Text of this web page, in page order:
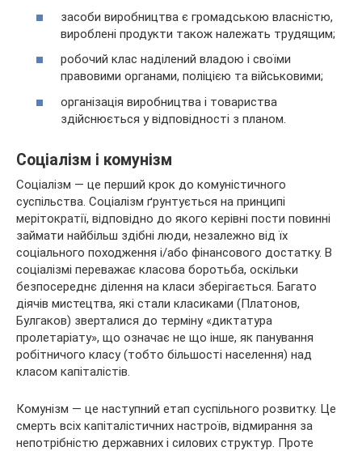
засоби виробництва є громадською власністю,
вироблені продукти також належать трудящим;
робочий клас наділений владою і своїми
правовими органами, поліцією та військовими;
організація виробництва і товариства
здійснюється у відповідності з планом.
Соціалізм і комунізм
Соціалізм — це перший крок до комуністичного
суспільства. Соціалізм ґрунтується на принципі
мерітократії, відповідно до якого керівні пости повинні
займати найбільш здібні люди, незалежно від їх
соціального походження і/або фінансового достатку. В
соціалізмі переважає класова боротьба, оскільки
безпосереднє ділення на класи зберігається. Багато
діячів мистецтва, які стали класиками (Платонов,
Булгаков) зверталися до терміну «диктатура
пролетаріату», що означає не що інше, як панування
робітничого класу (тобто більшості населення) над
класом капіталістів.
Комунізм — це наступний етап суспільного розвитку. Це
смерть всіх капіталістичних настроїв, відмирання за
непотрібністю державних і силових структур. Проте